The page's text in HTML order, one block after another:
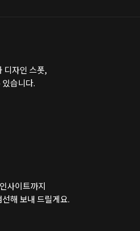
디자인 스폿,
습니다.
사이트까지
해 보내 드릴게요.